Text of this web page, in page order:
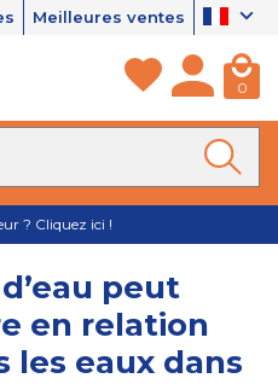
Meilleures ventes
0
? Cliquez ici !
peut
en relation
les eaux dans